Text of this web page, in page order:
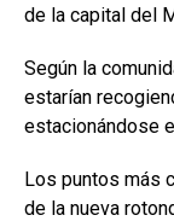
de la capital del
Según la
estarían
estacionándose
Los puntos más
de la nueva